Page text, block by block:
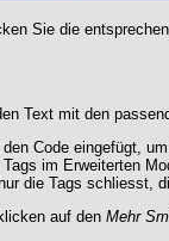
Sie die
Text mit den
Code eingefügt,
im Erweiterten
die Tags schliesst,
auf den Mehr